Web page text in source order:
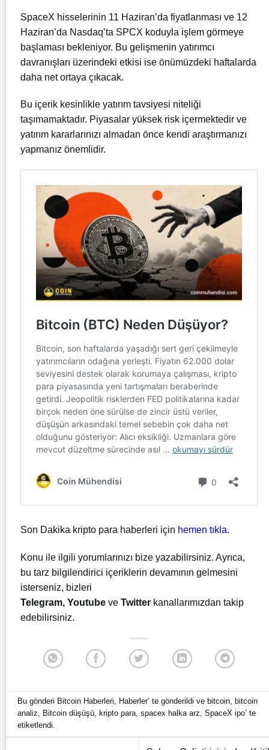
SpaceX hisselerinin 11 Haziran’da fiyatlanması ve 12
Haziran’da Nasdaq’ta SPCX koduyla işlem görmeye
başlaması bekleniyor. Bu gelişmenin yatırımcı
davranışları üzerindeki etkisi ise önümüzdeki haftalarda
daha net ortaya çıkacak.
Bu içerik kesinlikle yatırım tavsiyesi niteliği
taşımamaktadır. Piyasalar yüksek risk içermektedir ve
yatırım kararlarınızı almadan önce kendi araştırmanızı
yapmanız önemlidir.
Son Dakika kripto para haberleri için hemen tıkla.
Konu ile ilgili yorumlarınızı bize yazabilirsiniz. Ayrıca,
bu tarz bilgilendirici içeriklerin devamının gelmesini
isterseniz, bizleri
Telegram, Youtube ve Twitter kanallarımızdan takip
edebilirsiniz.
Bu gönderi Bitcoin Haberleri, Haberler’ te gönderildi ve bitcoin, bitcoin
analiz, Bitcoin düşüşü, kripto para,spacex halka arz,SpaceX ipo’ te
etiketlendi.